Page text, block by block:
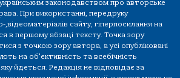
законодавством про авторське
При використанні, передруку
сайту, гіперпосилання на
в першому абзаці тексту. Точка зору
з точкою зору автора, а усі опубліковані
на об'єктивність та всебічність
йдеться. Редакція не відповідає за